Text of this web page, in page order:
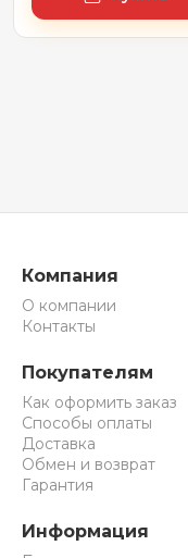
Компания
О компании
Контакты
Покупателям
Как оформить заказ
Способы оплаты
Доставка
Обмен и возврат
Гарантия
Информация